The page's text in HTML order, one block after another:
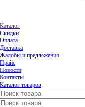
Каталог
Скидки
Оплата
Доставка
Жалобы и предложения
Прайс
Новости
Контакты
Каталог товаров